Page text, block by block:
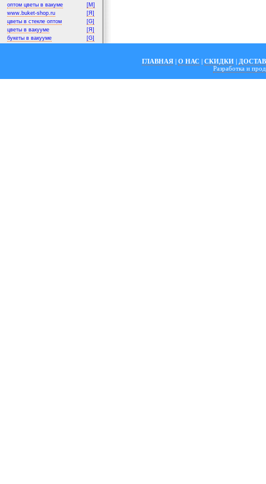
оптом цветы в вакуме
[M]
www.buket-shop.ru
[Я]
цветы в стекле оптом
[G]
цветы в вакууме
[Я]
букеты в вакууме
[G]
ГЛАВНАЯ | О НАС | СКИДКИ |
Разработка и